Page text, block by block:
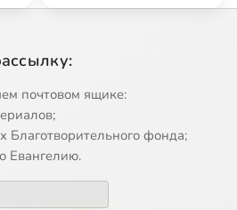
почтовом ящике:
фонда;
Евангелию.